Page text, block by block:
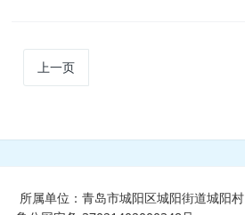
上一页
所属单位：青岛市城阳区城阳街道城阳村